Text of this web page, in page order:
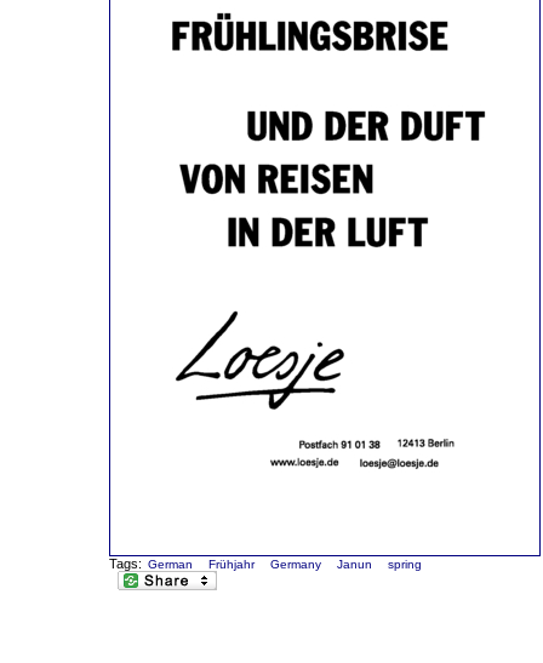
Tags: German Frühjahr Germany Janun spring